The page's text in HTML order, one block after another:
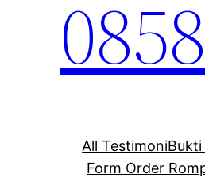
All TestimoniBukti
Form Order